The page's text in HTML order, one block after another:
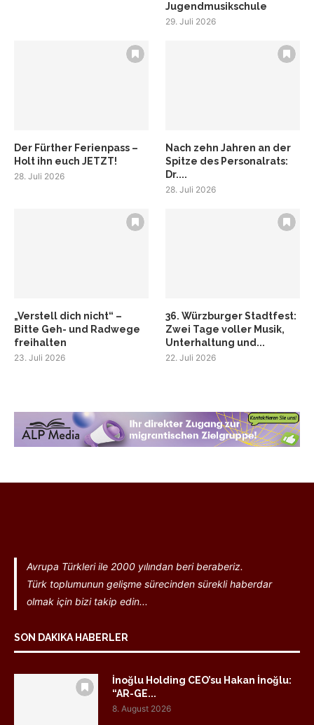
Jugendmusikschule
29. Juli 2026
Der Fürther Ferienpass –
Holt ihn euch JETZT!
28. Juli 2026
Nach zehn Jahren an der
Spitze des Personalrats:
Dr....
28. Juli 2026
„Verstell dich nicht“ –
Bitte Geh- und Radwege
freihalten
23. Juli 2026
36. Würzburger Stadtfest:
Zwei Tage voller Musik,
Unterhaltung und...
22. Juli 2026
Avrupa Türkleri ile 2000 yılından beri beraberiz.
Türk toplumunun gelişme sürecinden sürekli haberdar
olmak için bizi takip edin...
SON DAKIKA HABERLER
İnoğlu Holding CEO’su Hakan İnoğlu:
“AR-GE...
8. August 2026